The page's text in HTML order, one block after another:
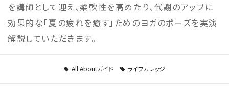
を講師として迎え、柔軟性を高めたり、代謝のアップに
効果的な「夏の疲れを癒す」ためのヨガのポーズを実演
解説していただきます。
All Aboutガイド ライフカレッジ